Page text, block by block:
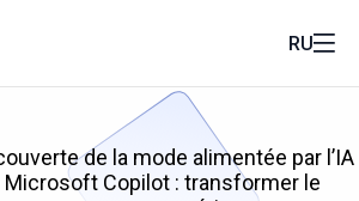
RU
de la mode alimentée par l’IA
Microsoft Copilot : transformer le